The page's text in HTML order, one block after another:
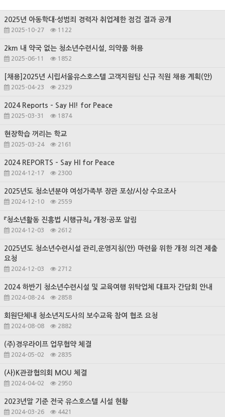
2025년 아동학대·성범죄 경력자 취업제한 점검 결과 공개
2025-10-27 1122
2km 내 약국 없는 청소년수련시설, 의약품 허용
2025-06-11 1852
[채용]2025년 시립서울유스호스텔 고객지원팀 신규 직원 채용 계획(안)
2025-04-23 2329
2024 Reports - Say HI! for Peace
2025-03-31 1874
현장학습 꺼리는 학교
2025-03-24 2161
2024 REPORTS - Say HI for Peace
2024-12-17 2300
2025년도 청소년분야 여성가족부 장관 포상/시상 수요조사
2024-12-10 2559
『청소년활동 진흥법 시행규칙』 개정·공포 알림
2024-12-03 2612
2025년도 청소년수련시설 관리,운영지침(안) 마련을 위한 개정 의견 제출
요청
2024-12-03 2712
2024 하반기 청소년수련시설 및 교육여행 위탁업체 대표자 간담회 안내
2024-08-24 2858
회원단체내 청소년지도사의 보수교육 참여 협조 요청
2024-08-08 2882
(주)경우라이프 업무협약 체결
2024-05-02 2835
(사)K관광협의회 MOU 체결
2024-04-02 2950
2023년말 기준 전국 유스호스텔 시설 현황
2024-03-26 4421